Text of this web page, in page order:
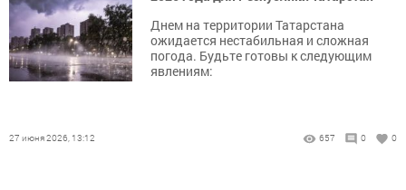
Днем на территории Татарстана
ожидается нестабильная и сложная
погода. Будьте готовы к следующим
явлениям:
27 июня 2026, 13:12 657 0 0